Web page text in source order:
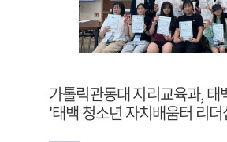
가톨릭관동대 지리교육과, 태
'태백 청소년 자치배움터 리더